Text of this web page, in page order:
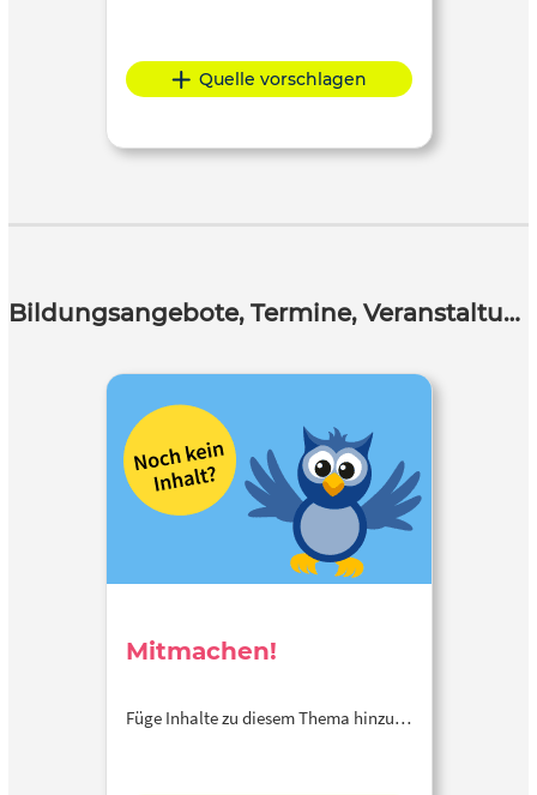
Quelle vorschlagen
Bildungsangebote, Termine, Veranstaltungen
Mitmachen!
Füge Inhalte zu diesem Thema hinzu…